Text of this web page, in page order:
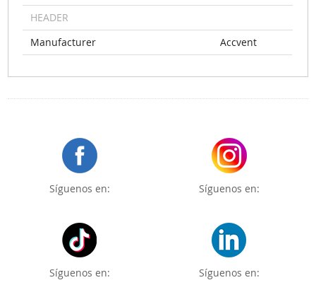
HEADER
Manufacturer
Accvent
Síguenos en: Síguenos en:
Síguenos en: Síguenos en: